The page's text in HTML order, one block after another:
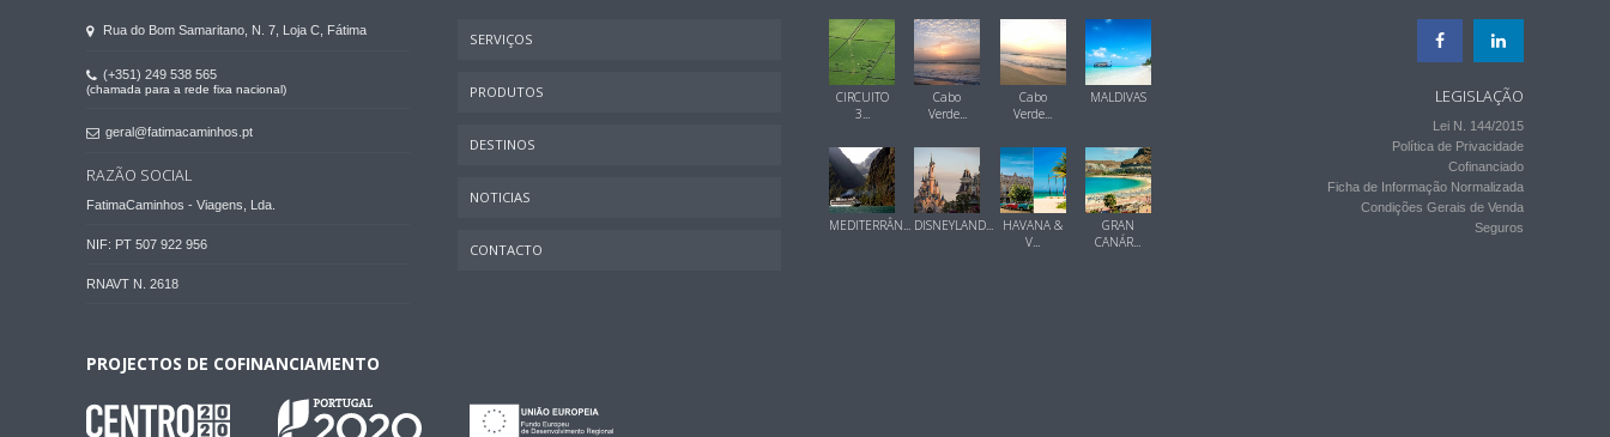
Rua do Bom Samaritano, N. 7, Loja C, Fátima
(+351) 249 538 565
(chamada para a rede fixa nacional)
geral@fatimacaminhos.pt
RAZÃO SOCIAL
FatimaCaminhos - Viagens, Lda.
NIF: PT 507 922 956
RNAVT N. 2618
SERVIÇOS
PRODUTOS
DESTINOS
NOTICIAS
CONTACTO
CIRCUITO
3...
Cabo
Verde...
Cabo
Verde...
MALDIVAS
MEDITERRÂN... DISNEYLAND...
HAVANA &
V...
GRAN
CANÁR...
LEGISLAÇÃO
Lei N. 144/2015
Política de Privacidade
Cofinanciado
Ficha de Informação Normalizada
Condições Gerais de Venda
Seguros
PROJECTOS DE COFINANCIAMENTO